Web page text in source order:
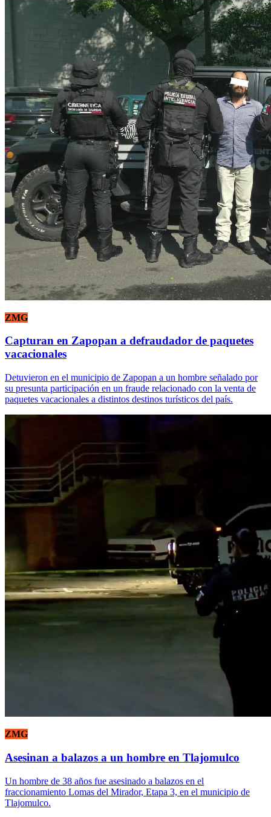
ZMG
Capturan en Zapopan a defraudador de paquetes
vacacionales
Detuvieron en el municipio de Zapopan a un hombre señalado por
su presunta participación en un fraude relacionado con la venta de
paquetes vacacionales a distintos destinos turísticos del país.
ZMG
Asesinan a balazos a un hombre en Tlajomulco
Un hombre de 38 años fue asesinado a balazos en el
fraccionamiento Lomas del Mirador, Etapa 3, en el municipio de
Tlajomulco.